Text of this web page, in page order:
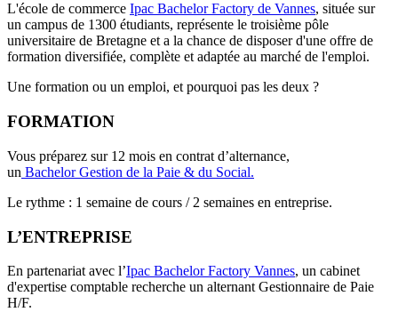
L'école de commerce Ipac Bachelor Factory de Vannes, située sur
un campus de 1300 étudiants, représente le troisième pôle
universitaire de Bretagne et a la chance de disposer d'une offre de
formation diversifiée, complète et adaptée au marché de l'emploi.
Une formation ou un emploi, et pourquoi pas les deux ?
FORMATION
Vous préparez sur 12 mois en contrat d’alternance,
un BachelorGestion de la Paie & du Social.
Le rythme : 1 semaine de cours / 2 semaines en entreprise.
L’ENTREPRISE
En partenariat avec l’Ipac Bachelor Factory Vannes, un cabinet
d'expertise comptable recherche un alternant Gestionnaire de Paie
H/F.